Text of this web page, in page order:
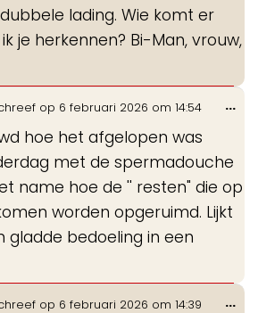
lading. Wie komt er
je herkennen? Bi-Man, vrouw,
op 6 februari 2026 om 14:54
hoe het afgelopen was
met de spermadouche
name hoe de '' resten" die op
worden opgeruimd. Lijkt
gladde bedoeling in een
...
op 6 februari 2026 om 14:39 ...